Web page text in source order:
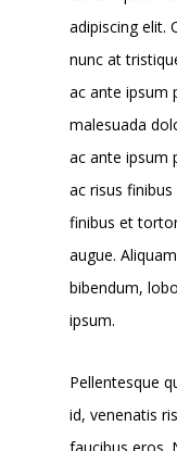
adipiscing elit.
nunc at
ac ante ipsum
malesuada
ac ante ipsum
ac risus
finibus et
augue.
bibendum,
ipsum.
Pellentesque
id, venenatis